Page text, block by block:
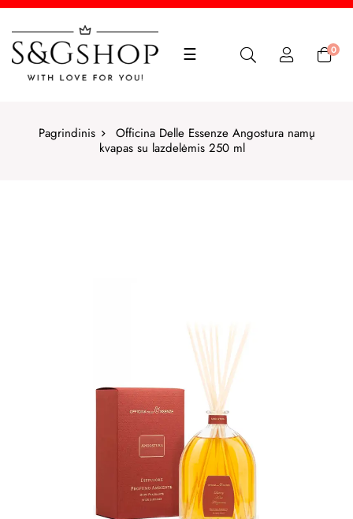
Toggle
☰ 0
Pagrindinis
Officina Delle Essenze Angostura namų
kvapas su lazdelėmis 250 ml